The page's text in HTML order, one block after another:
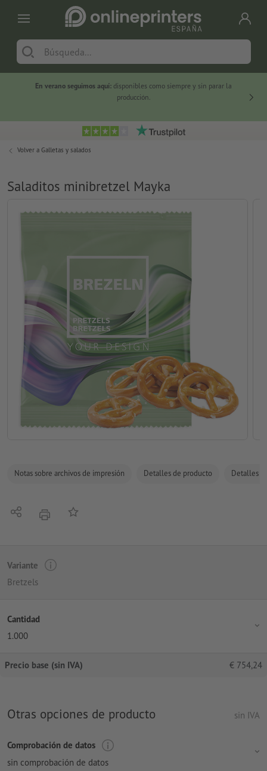
En verano seguimos aquí: disponibles como siempre y sin parar la
producción.
Volver a Galletas y salados
Saladitos minibretzel Mayka
Notas sobre archivos de impresión Detalles de producto Detalles
CompartirimprimirAñadir a lista de favoritos
Variante
Bretzels
Cantidad
1.000
Precio base (sin IVA) € 754,24
Otras opciones de producto sin IVA
Comprobación de datos
sin comprobación de datos